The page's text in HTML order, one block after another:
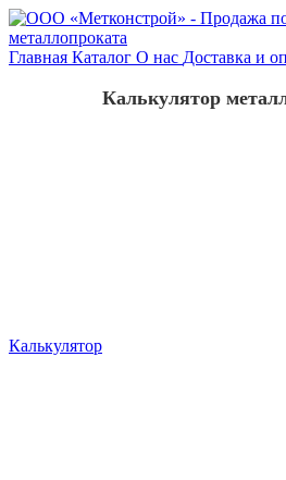
Главная Каталог О нас Доставка и
Калькулятор
Калькулятор